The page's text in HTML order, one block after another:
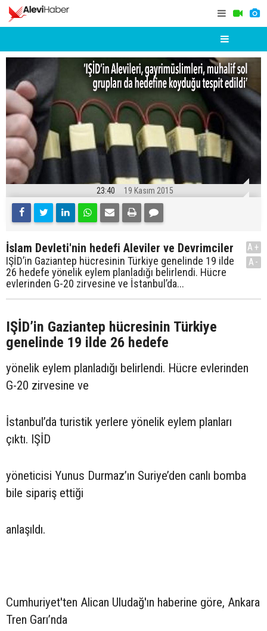
23:40 19 Kasım 2015
İslam Devleti'nin hedefi Aleviler ve Devrimciler
IŞİD’in Gaziantep hücresinin Türkiye genelinde 19 ilde
26 hedefe yönelik eylem planladığı belirlendi. Hücre
evlerinden G-20 zirvesine ve İstanbul’da...
A+
A-
IŞİD’in Gaziantep hücresinin Türkiye
genelinde 19 ilde 26 hedefe
yönelik eylem planladığı belirlendi. Hücre evlerinden
G-20 zirvesine ve
İstanbul’da turistik yerlere yönelik eylem planları
çıktı. IŞİD
yöneticisi Yunus Durmaz’ın Suriye’den canlı bomba
bile sipariş ettiği
anlaşıldı.
Cumhuriyet'ten Alican Uludağ'ın haberine göre, Ankara
Tren Garı’nda